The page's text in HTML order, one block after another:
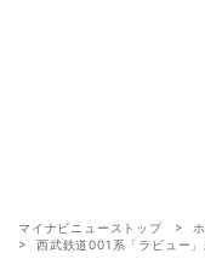
マイナビニューストップ
西武鉄道001系「ラビュー